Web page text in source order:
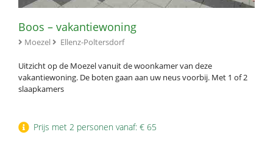
Boos – vakantiewoning
Moezel Ellenz-Poltersdorf
Uitzicht op de Moezel vanuit de woonkamer van deze
vakantiewoning. De boten gaan aan uw neus voorbij. Met 1 of 2
slaapkamers
Prijs met 2 personen vanaf: € 65